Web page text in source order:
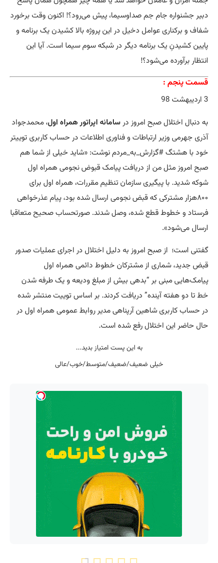
دبیر جشنواره جام جم صداوسیما، پیش می‌رود؟! اکنون وقت برخورد
شفاف و برکناری عوامل دخیل در این پروژه بالا کشیدن یک برنامه و
پایین کشیدنِ یک برنامه دیگر در شبکه سوم سیما است. آیا این
انتظار برآورده می‌شود؟!
قسمت پنجم :
3 اردیبهشت 98
به دنبال اختلال صبح امروز در سامانه اپراتور همراه اول، محمدجواد
آذری جهرمی وزیر ارتباطات و فناوری اطلاعات در حساب کاربری توییتر
خود با هشتگ #گزارش_به_مردم نوشت: «شاید خیلی از شما هم
صبح امروز مثل من از دریافت پیامک قبوض نجومی همراه اول
شوکه شدید. با پیگیری سازمان تنظیم مقررات، همراه اول برای
۸۰۰هزار مشترکی که قبض نجومی ارسال شده بود، پیام عذرخواهی
فرستاد و خطوط قطع شده، وصل شدند. صورتحساب صحیح متعاقبا
ارسال می‌شود».
گفتنی است؛ از صبح امروز به دلیل اختلال در اجرای عمليات صدور
قبض جديد، شماری از مشترکان خطوط دائمی همراه اول
پیامک‌هایی مبنی بر “بدهی بیش از مبلغ ودیعه و یک طرفه شدن
خط تا دو هفته آینده” دریافت کردند. بر اساس توییت منتشر شده
در حساب کاربری شاهین آرپناهی مدیر روابط عمومی همراه اول در
حال حاضر این اختلال رفع شده است.
به این پست امتیاز بدید...
خیلی ضعیف/ضعیف/متوسط/خوب/عالی